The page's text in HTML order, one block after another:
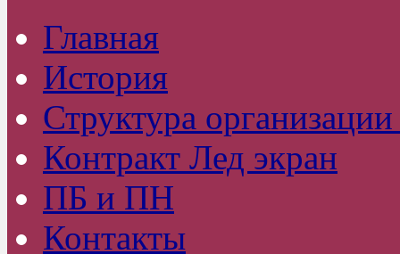
Главная
История
Структура
Контракт Лед экран
ПБ и ПН
Контакты